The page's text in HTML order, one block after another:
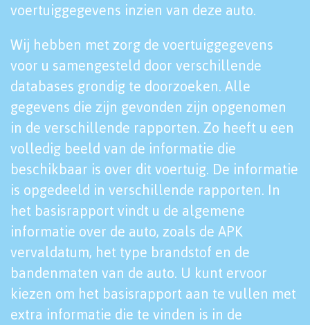
voertuiggegevens inzien van deze auto.
Wij hebben met zorg de voertuiggegevens
voor u samengesteld door verschillende
databases grondig te doorzoeken. Alle
gegevens die zijn gevonden zijn opgenomen
in de verschillende rapporten. Zo heeft u een
volledig beeld van de informatie die
beschikbaar is over dit voertuig. De informatie
is opgedeeld in verschillende rapporten. In
het basisrapport vindt u de algemene
informatie over de auto, zoals de APK
vervaldatum, het type brandstof en de
bandenmaten van de auto. U kunt ervoor
kiezen om het basisrapport aan te vullen met
extra informatie die te vinden is in de